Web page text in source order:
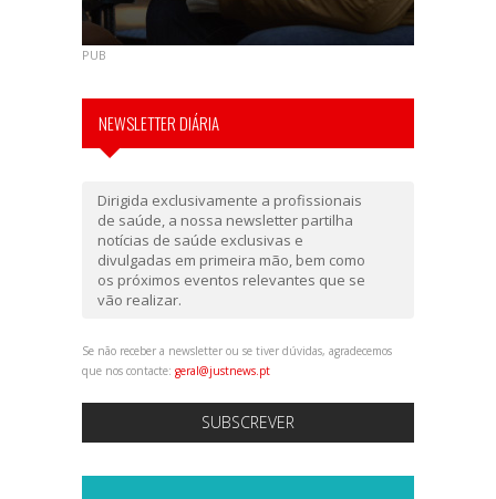
PUB
NEWSLETTER DIÁRIA
Dirigida exclusivamente a profissionais
de saúde, a nossa newsletter partilha
notícias de saúde exclusivas e
divulgadas em primeira mão, bem como
os próximos eventos relevantes que se
vão realizar.
Se não receber a newsletter ou se tiver dúvidas, agradecemos
que nos contacte: geral@justnews.pt
SUBSCREVER